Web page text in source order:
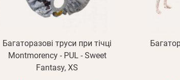
Багаторазові труси при тічці
Montmorency - PUL - Sweet
Fantasy, XS